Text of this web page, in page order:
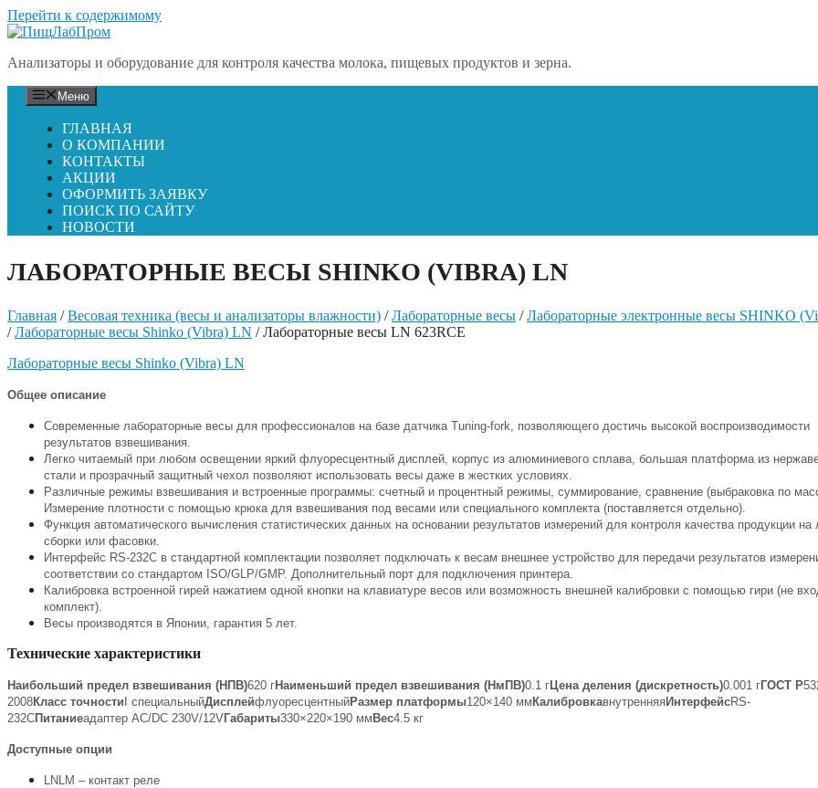
Перейти к содержимому
Анализаторы и оборудование для контроля качества молока, пищевых продуктов и зерна.
Меню
ГЛАВНАЯ
О КОМПАНИИ
КОНТАКТЫ
АКЦИИ
ОФОРМИТЬ ЗАЯВКУ
ПОИСК ПО САЙТУ
НОВОСТИ
ЛАБОРАТОРНЫЕ ВЕСЫ SHINKO (VIBRA) LN
Главная /Весовая техника (весы и анализаторы влажности) /Лабораторные весы /Лабораторные электронные весы SHINKO
/Лабораторные весы Shinko (Vibra) LN / Лабораторные весы LN 623RCE
Лабораторные весы Shinko (Vibra) LN
Общее описание
Современные лабораторные весы для профессионалов на базе датчика Tuning-fork, позволяющего достичь высокой воспроизводимости
результатов взвешивания.
Легко читаемый при любом освещении яркий флуоресцентный дисплей, корпус из алюминиевого сплава, большая платформа из
стали и прозрачный защитный чехол позволяют использовать весы даже в жестких условиях.
Различные режимы взвешивания и встроенные программы: счетный и процентный режимы, суммирование, сравнение (выбраковка по
Измерение плотности с помощью крюка для взвешивания под весами или специального комплекта (поставляется отдельно).
Функция автоматического вычисления статистических данных на основании результатов измерений для контроля качества продукции на
сборки или фасовки.
Интерфейс RS-232C в стандартной комплектации позволяет подключать к весам внешнее устройство для передачи результатов
соответствии со стандартом ISO/GLP/GMP. Дополнительный порт для подключения принтера.
Калибровка встроенной гирей нажатием одной кнопки на клавиатуре весов или возможность внешней калибровки с помощью гири (не
комплект).
Весы производятся в Японии, гарантия 5 лет.
Технические характеристики
Наибольший предел взвешивания (НПВ)620 гНаименьший предел взвешивания (НмПВ)0.1 г Цена деления (дискретность)0.001 гГОСТ Р
2008Класс точности I специальныйДисплейфлуоресцентныйРазмер платформы120×140 мм КалибровкавнутренняяИнтерфейсRS-
232CПитаниеадаптер AC/DC 230V/12VГабариты330×220×190 мм Вес4.5 кг
Доступные опции
LNLM – контакт реле